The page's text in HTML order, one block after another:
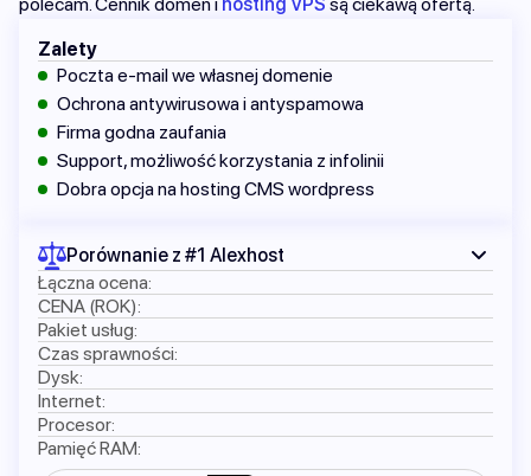
Zalety
Poczta e-mail we własnej domenie
Ochrona antywirusowa i antyspamowa
Firma godna zaufania
Support, możliwość korzystania z infolinii
Dobra opcja na hosting CMS wordpress
Porównanie z #1 Alexhost
Łączna ocena:
CENA (ROK):
Pakiet usług:
Czas sprawności:
Dysk:
Internet:
Procesor:
Pamięć RAM: